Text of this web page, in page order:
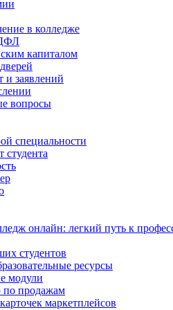
в колледже
капиталом
и заявлений
вопросы
специальности
онлайн: легкий путь к
студентов
ресурсы
модули
продажам
маркетплейсов